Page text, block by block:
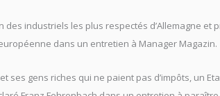
des industriels les plus respectés d’Allemagne
dans un entretien à Manager Magazin.
ses gens riches qui ne paient pas d’impôts, un